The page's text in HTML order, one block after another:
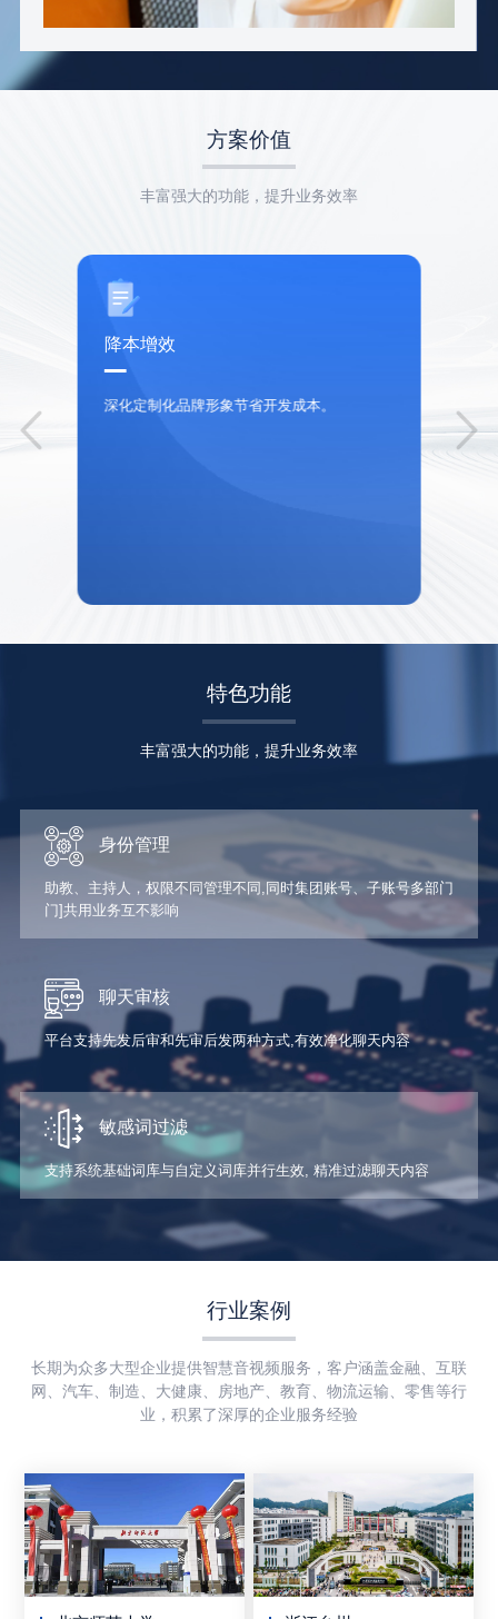
方案价值
丰富强大的功能，提升业务效率
降本增效
深化定制化品牌形象节省开发成本。
特色功能
丰富强大的功能，提升业务效率
身份管理
助教、主持人，权限不同管理不同,同时集团账号、子账号多部门
门]共用业务互不影响
聊天审核
平台支持先发后审和先审后发两种方式,有效净化聊天内容
敏感词过滤
支持系统基础词库与自定义词库并行生效, 精准过滤聊天内容
行业案例
长期为众多大型企业提供智慧音视频服务，客户涵盖金融、互联
网、汽车、制造、大健康、房地产、教育、物流运输、零售等行
业，积累了深厚的企业服务经验